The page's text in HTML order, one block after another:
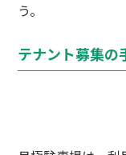
う。
テナント募集の